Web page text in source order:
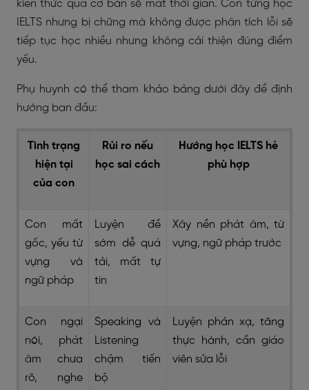
kiến thức quá cơ bản sẽ mất thời gian. Con từng học
IELTS nhưng bị chững mà không được phân tích lỗi sẽ
tiếp tục học nhiều nhưng không cải thiện đúng điểm
yếu.
Phụ huynh có thể tham khảo bảng dưới đây để định
hướng ban đầu:
Tình trạng
hiện tại
của con
Rủi ro nếu
học sai cách
Hướng học IELTS hè
phù hợp
Con mất
gốc, yếu từ
vựng và
ngữ pháp
Luyện đề
sớm dễ quá
tải, mất tự
tin
Xây nền phát âm, từ
vựng, ngữ pháp trước
Con ngại
nói, phát
âm chưa
rõ, nghe
Speaking và
Listening
chậm tiến
bộ
Luyện phản xạ, tăng
thực hành, cần giáo
viên sửa lỗi